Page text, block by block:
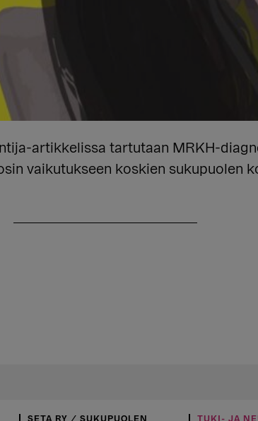
artikkelissa tartutaan MRKH-
vaikutukseen koskien sukupuolen
SETA RY / SUKUPUOLEN TUKI- JA